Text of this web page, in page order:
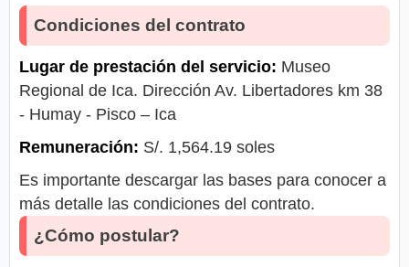
Condiciones del contrato
Lugar de prestación del servicio: Museo
Regional de Ica. Dirección Av. Libertadores km 38
- Humay - Pisco – Ica
Remuneración: S/. 1,564.19 soles
Es importante descargar las bases para conocer a
más detalle las condiciones del contrato.
¿Cómo postular?